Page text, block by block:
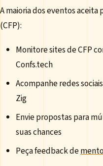
A maioria dos eventos aceita
(CFP):
Monitore sites de CFP
Confs.tech
Acompanhe redes
Zig
Envie propostas para
suas chances
Peça feedback de